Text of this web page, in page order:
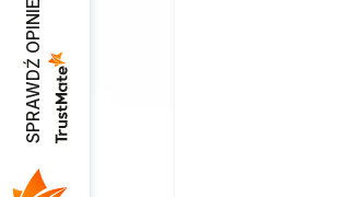
SPRAWDŹ OPINIE